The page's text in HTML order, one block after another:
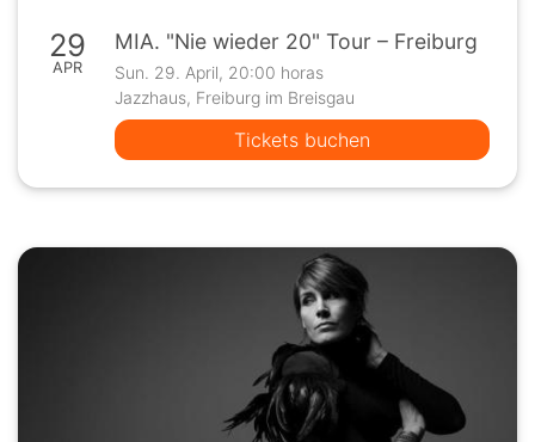
29
APR
MIA. "Nie wieder 20" Tour – Freiburg
Sun. 29. April, 20:00 horas
Jazzhaus, Freiburg im Breisgau
Tickets buchen